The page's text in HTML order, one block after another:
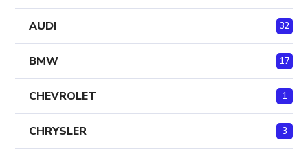
AUDI 32
BMW 17
CHEVROLET 1
CHRYSLER 3